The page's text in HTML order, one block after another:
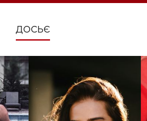
ДОСЬЄ